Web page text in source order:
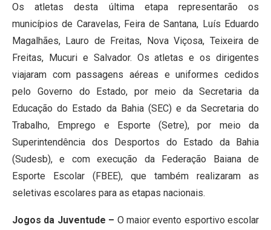
Os atletas desta última etapa representarão os
municípios de Caravelas, Feira de Santana, Luís Eduardo
Magalhães, Lauro de Freitas, Nova Viçosa, Teixeira de
Freitas, Mucuri e Salvador. Os atletas e os dirigentes
viajaram com passagens aéreas e uniformes cedidos
pelo Governo do Estado, por meio da Secretaria da
Educação do Estado da Bahia (SEC) e da Secretaria do
Trabalho, Emprego e Esporte (Setre), por meio da
Superintendência dos Desportos do Estado da Bahia
(Sudesb), e com execução da Federação Baiana de
Esporte Escolar (FBEE), que também realizaram as
seletivas escolares para as etapas nacionais.
Jogos da Juventude – O maior evento esportivo escolar